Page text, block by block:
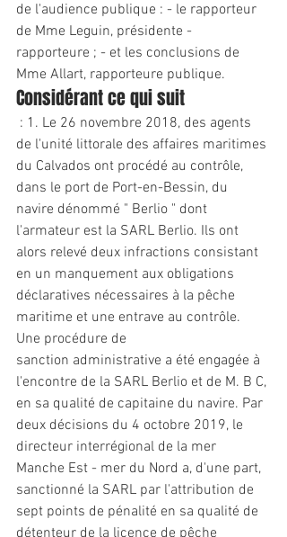
de l'audience publique : - le rapporteur
de Mme Leguin, présidente -
rapporteure ; - et les conclusions de
Mme Allart, rapporteure publique.
Considérant ce qui suit
: 1. Le 26 novembre 2018, des agents
de l'unité littorale des affaires maritimes
du Calvados ont procédé au contrôle,
dans le port de Port-en-Bessin, du
navire dénommé " Berlio " dont
l'armateur est la SARL Berlio. Ils ont
alors relevé deux infractions consistant
en un manquement aux obligations
déclaratives nécessaires à la pêche
maritime et une entrave au contrôle.
Une procédure de
sanction administrative a été engagée à
l'encontre de la SARL Berlio et de M. B C,
en sa qualité de capitaine du navire. Par
deux décisions du 4 octobre 2019, le
directeur interrégional de la mer
Manche Est - mer du Nord a, d'une part,
sanctionné la SARL par l'attribution de
sept points de pénalité en sa qualité de
détenteur de la licence de pêche